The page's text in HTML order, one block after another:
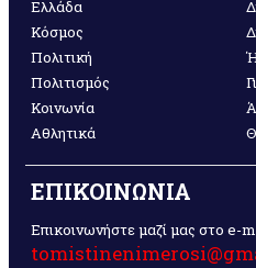
Ελλάδα
Κόσμος
Πολιτική
Πολιτισμός
Κοινωνία
Αθλητικά
ΕΠΙΚΟΙΝΩΝΙΑ
Επικοινωνήστε μαζί μας στο e-